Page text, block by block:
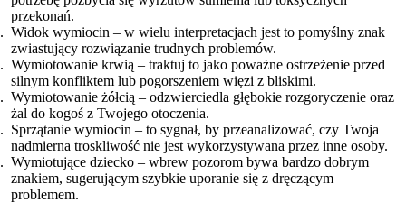
przekonań.
Widok wymiocin – w wielu interpretacjach jest to pomyślny znak
zwiastujący rozwiązanie trudnych problemów.
Wymiotowanie krwią – traktuj to jako poważne ostrzeżenie przed
silnym konfliktem lub pogorszeniem więzi z bliskimi.
Wymiotowanie żółcią – odzwierciedla głębokie rozgoryczenie oraz
żal do kogoś z Twojego otoczenia.
Sprzątanie wymiocin – to sygnał, by przeanalizować, czy Twoja
nadmierna troskliwość nie jest wykorzystywana przez inne osoby.
Wymiotujące dziecko – wbrew pozorom bywa bardzo dobrym
znakiem, sugerującym szybkie uporanie się z dręczącym
problemem.